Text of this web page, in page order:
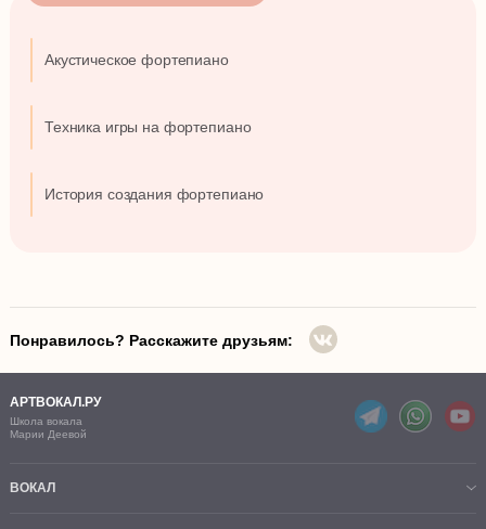
Акустическое фортепиано
Техника игры на фортепиано
История создания фортепиано
Понравилось? Расскажите друзьям:
АРТВОКАЛ.РУ
Школа вокала
Марии Деевой
ВОКАЛ